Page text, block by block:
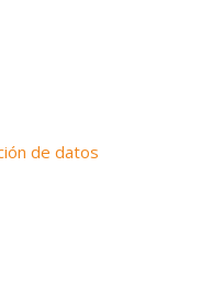
de datos